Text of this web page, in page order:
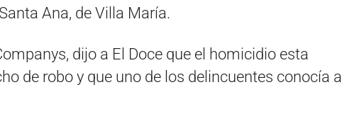
Ana, de Villa María.
dijo a El Doce que el homicidio esta
de robo y que uno de los delincuentes conocía al